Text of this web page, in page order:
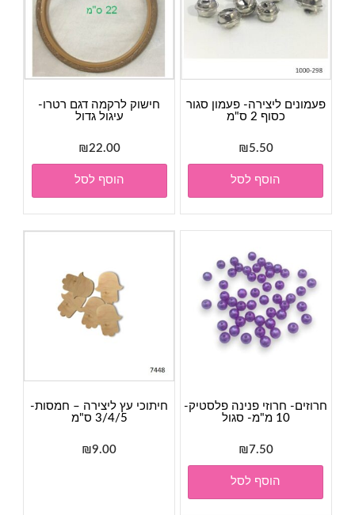
פעמונים ליצירה- פעמון סגור
כסוף 2 ס"מ
₪5.50
הוסף לסל
חישוק לרקמה דגם רטרו-
עיגול גדול
₪22.00
הוסף לסל
חרוזים- חרוזי פנינה פלסטיק-
10 מ"מ- סגול
₪7.50
הוסף לסל
חיתוכי עץ ליצירה – חמסות-
3/4/5 ס"מ
₪9.00